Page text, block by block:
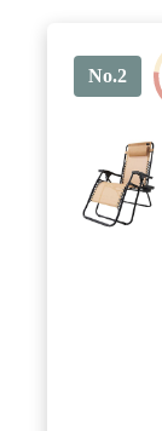
プ。持ち
ンパクト
/ 【リクラ
ックレバ
す。 ロッ
【フット
トレスト
大させま
で、お好
備。身長
す。 / 【
ル素材を
お手入れ
素材を採
量:約8.8kg
No.2